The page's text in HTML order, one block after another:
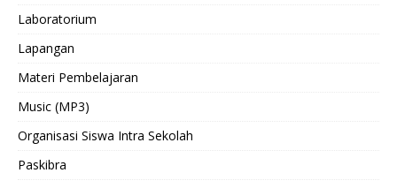
Laboratorium
Lapangan
Materi Pembelajaran
Music (MP3)
Organisasi Siswa Intra Sekolah
Paskibra